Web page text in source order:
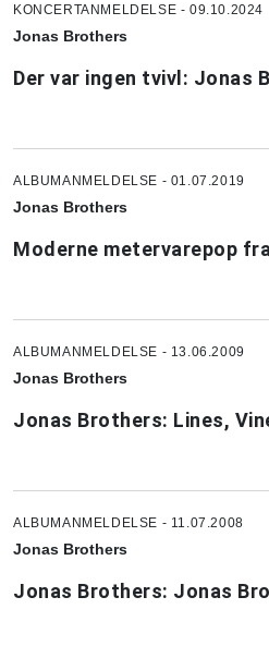
KONCERTANMELDELSE - 09.10.2024
Jonas Brothers
Der var ingen tvivl: Jonas
ALBUMANMELDELSE - 01.07.2019
Jonas Brothers
Moderne metervarepop
ALBUMANMELDELSE - 13.06.2009
Jonas Brothers
Jonas Brothers: Lines,
ALBUMANMELDELSE - 11.07.2008
Jonas Brothers
Jonas Brothers: Jonas